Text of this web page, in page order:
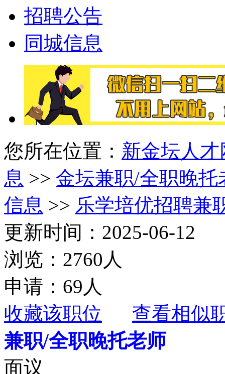
招聘公告
同城信息
您所在位置： 新金坛人才
息 >> 金坛兼职/全职晚托
信息 >> 乐学培优招聘兼
更新时间：2025-06-12
浏览：2760人
申请：69人
收藏该职位
查看相似
兼职/全职晚托老师
面议